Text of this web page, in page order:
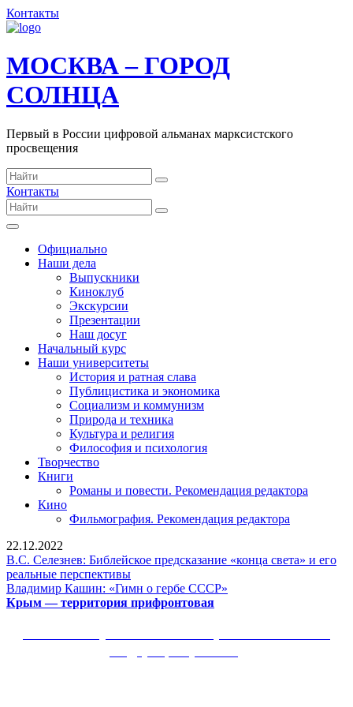
Контакты
МОСКВА – ГОРОД
СОЛНЦА
Первый в России цифровой альманах марксистского
просвещения
Контакты
Официально
Наши дела
Выпускники
Киноклуб
Экскурсии
Презентации
Наш досуг
Начальный курс
Наши университеты
История и ратная слава
Публицистика и экономика
Социализм и коммунизм
Природа и техника
Культура и религия
Философия и психология
Творчество
Книги
Романы и повести. Рекомендация редактора
Кино
Фильмография. Рекомендация редактора
22.12.2022
В.С. Селезнев: Библейское предсказание «конца света» и его
реальные перспективыВ.С.
Селезнев:
Библейское
света»
Владимир Кашин: «Гимн о гербе СССР»
гербе
СССР»
Крым — территория прифронтоваяКрым
прифронтовая